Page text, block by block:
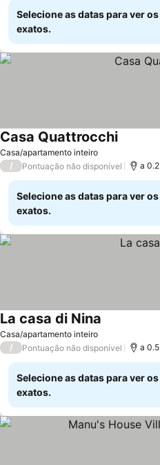
Selecione as datas para ver
exatos.
Casa/apartamento inteiro
Casa QuattrocchiVer
/ Pontuação não disponível a
Selecione as datas para ver
exatos.
Casa/apartamento inteiro
La casa di Nina
/ Pontuação não disponível a
Selecione as datas para ver
exatos.